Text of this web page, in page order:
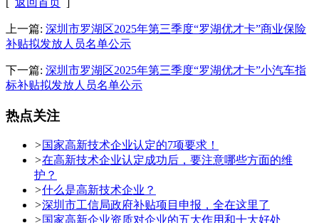
[ 返回首页 ]
上一篇: 深圳市罗湖区2025年第三季度“罗湖优才卡”商业保险
补贴拟发放人员名单公示
下一篇: 深圳市罗湖区2025年第三季度“罗湖优才卡”小汽车指
标补贴拟发放人员名单公示
热点关注
>国家高新技术企业认定的7项要求！
>在高新技术企业认定成功后，要注意哪些方面的维
护？
>什么是高新技术企业？
>深圳市工信局政府补贴项目申报，全在这里了
>国家高新企业资质对企业的五大作用和十大好处